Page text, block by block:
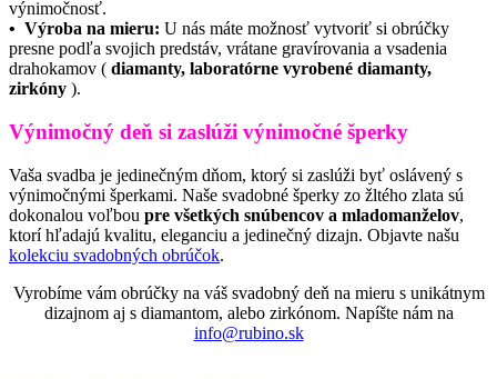
výnimočnosť.
• Výroba na mieru: U nás máte možnosť vytvoriť si obrúčky
presne podľa svojich predstáv, vrátane gravírovania a vsadenia
drahokamov ( diamanty, laboratórne vyrobené diamanty,
zirkóny ).
Výnimočný deň si zaslúži výnimočné šperky
Vaša svadba je jedinečným dňom, ktorý si zaslúži byť oslávený s
výnimočnými šperkami. Naše svadobné šperky zo žltého zlata sú
dokonalou voľbou pre všetkých snúbencov a mladomanželov,
ktorí hľadajú kvalitu, eleganciu a jedinečný dizajn. Objavte našu
kolekciu svadobných obrúčok.
Vyrobíme vám obrúčky na váš svadobný deň na mieru s unikátnym
dizajnom aj s diamantom, alebo zirkónom. Napíšte nám na
info@rubino.sk